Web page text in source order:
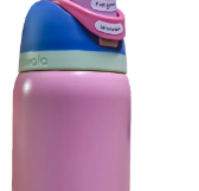
Añadir
lista de
deseos